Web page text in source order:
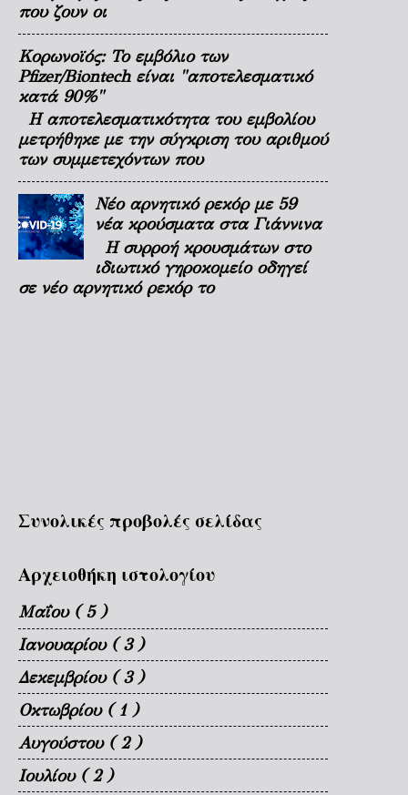
που ζουν οι
Κορωνοϊός: Το εμβόλιο των
Pfizer/Biontech είναι "αποτελεσματικό
κατά 90%"
Η αποτελεσματικότητα του εμβολίου
μετρήθηκε με την σύγκριση του αριθμού
των συμμετεχόντων που
Νέο αρνητικό ρεκόρ με 59
νέα κρούσματα στα Γιάννινα
Η συρροή κρουσμάτων στο
ιδιωτικό γηροκομείο οδηγεί
σε νέο αρνητικό ρεκόρ το
Συνολικές προβολές σελίδας
Αρχειοθήκη ιστολογίου
Μαΐου ( 5 )
Ιανουαρίου ( 3 )
Δεκεμβρίου ( 3 )
Οκτωβρίου ( 1 )
Αυγούστου ( 2 )
Ιουλίου ( 2 )